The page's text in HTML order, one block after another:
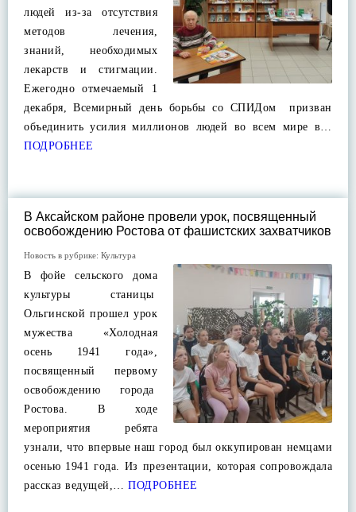
людей из-за отсутствия
методов лечения,
знаний, необходимых
лекарств и стигмации.
Ежегодно отмечаемый 1
декабря, Всемирный день борьбы со СПИДом призван
объединить усилия миллионов людей во всем мире в…
ПОДРОБНЕЕ
В Аксайском районе провели урок, посвященный
освобождению Ростова от фашистских захватчиков
Новость в рубрике: Культура
В фойе сельского дома
культуры станицы
Ольгинской прошел урок
мужества «Холодная
осень 1941 года»,
посвященный первому
освобождению города
Ростова. В ходе
мероприятия ребята
узнали, что впервые наш город был оккупирован немцами
осенью 1941 года. Из презентации, которая сопровождала
рассказ ведущей,… ПОДРОБНЕЕ